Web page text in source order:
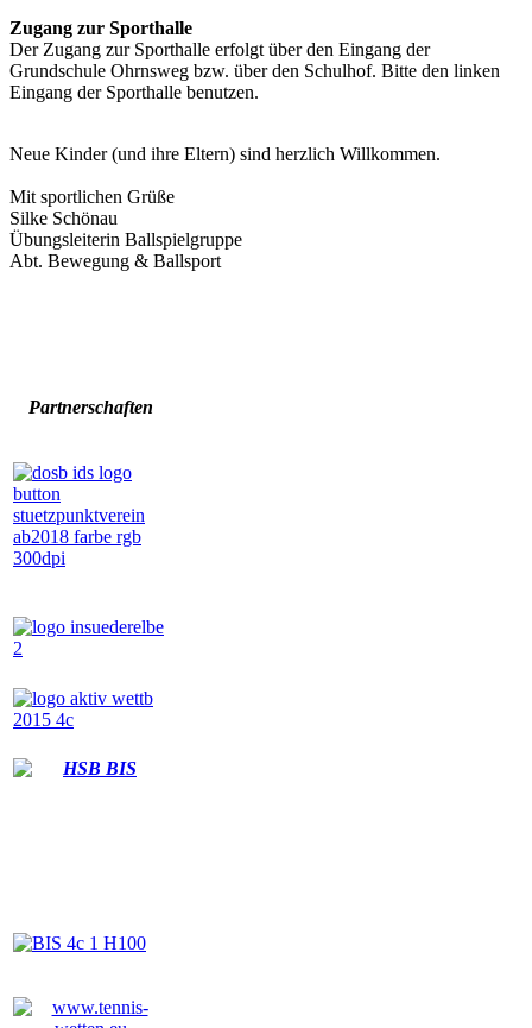
Zugang zur Sporthalle
Der Zugang zur Sporthalle erfolgt über den Eingang der
Grundschule Ohrnsweg bzw. über den Schulhof. Bitte den linken
Eingang der Sporthalle benutzen.
Neue Kinder (und ihre Eltern) sind herzlich Willkommen.
Mit sportlichen Grüße
Silke Schönau
Übungsleiterin Ballspielgruppe
Abt. Bewegung & Ballsport
Partnerschaften